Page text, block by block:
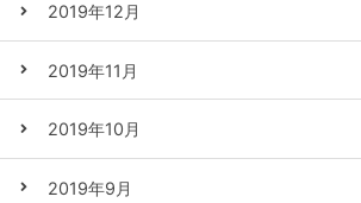
2019年12月
2019年11月
2019年10月
2019年9月